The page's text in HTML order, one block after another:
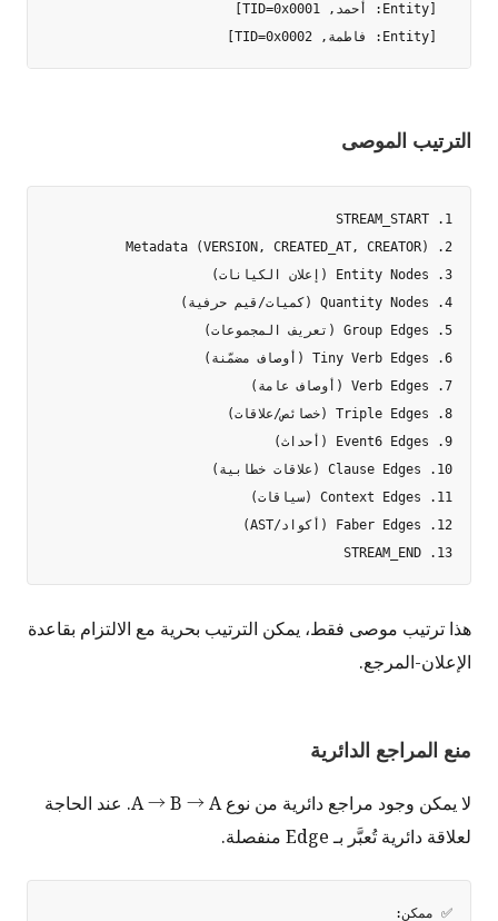
الترتيب الموصى
13. STREAM_END
هذا ترتيب موصى فقط، يمكن الترتيب بحرية مع الالتزام بقاعدة
الإعلان-المرجع.
منع المراجع الدائرية
لا يمكن وجود مراجع دائرية من نوع A → B → A. عند الحاجة
لعلاقة دائرية تُعبَّر بـ Edge منفصلة.